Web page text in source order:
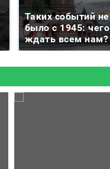
Таких событий не
было с 1945: чего
ждать всем нам?